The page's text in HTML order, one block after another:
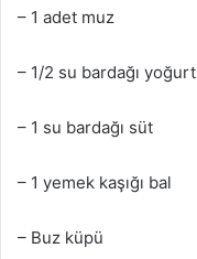
– 1 adet muz
– 1/2 su bardağı yoğurt
– 1 su bardağı süt
– 1 yemek kaşığı bal
– Buz küpü